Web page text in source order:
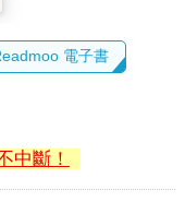
電子書
中斷！